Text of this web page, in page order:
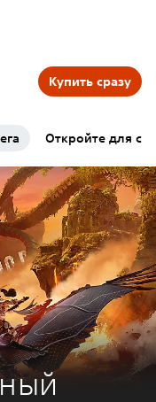
Откройте для
Купить сразу